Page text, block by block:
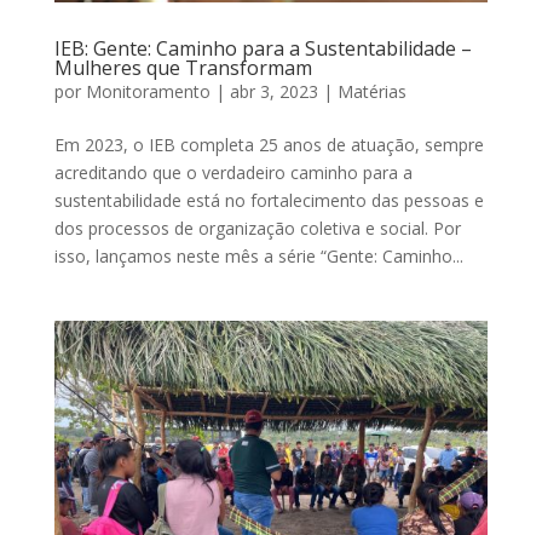
IEB: Gente: Caminho para a Sustentabilidade –
Mulheres que Transformam
por Monitoramento | abr 3, 2023 | Matérias
Em 2023, o IEB completa 25 anos de atuação, sempre
acreditando que o verdadeiro caminho para a
sustentabilidade está no fortalecimento das pessoas e
dos processos de organização coletiva e social. Por
isso, lançamos neste mês a série “Gente: Caminho...